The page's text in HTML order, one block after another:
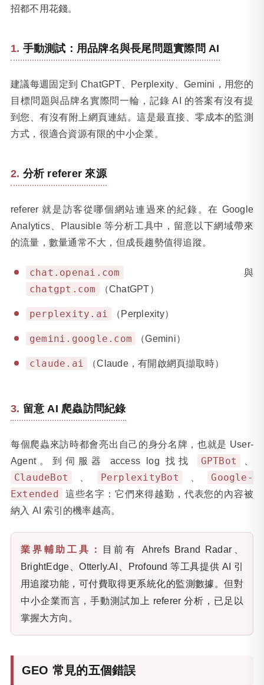
招都不用花錢。
手動測試：用品牌名與長尾問題實際問 AI
建議每週固定到 ChatGPT、Perplexity、Gemini，用您的
目標問題與品牌名實際問一輪，記錄 AI 的答案有沒有提
到您、有沒有附上網頁連結。這是最直接、零成本的監測
方式，很適合資源有限的中小企業。
分析 referer 來源
referer 就是訪客從哪個網站連過來的紀錄。在 Google
Analytics、Plausible 等分析工具中，留意以下網域帶來
的流量，數量通常不大，但成長趨勢值得追蹤。
chat.openai.com 與
chatgpt.com （ChatGPT）
perplexity.ai （Perplexity）
gemini.google.com （Gemini）
claude.ai （Claude，有開啟網頁擷取時）
留意 AI 爬蟲訪問紀錄
每個爬蟲來訪時都會亮出自己的身分名牌，也就是 User-
Agent。到伺服器 access log 找找
GPTBot
ClaudeBot PerplexityBot
Google-
Extended
這些名字：它們來得越勤，代表您的內容被
納入 AI 索引的機率越高。
業界輔助工具：
目前有 Ahrefs Brand Radar、
BrightEdge、Otterly.AI、Profound 等工具提供 AI 引
用追蹤功能，可付費取得更系統化的監測數據。但對
中小企業而言，手動測試加上 referer 分析，已足以
掌握大方向。
GEO 常見的五個錯誤